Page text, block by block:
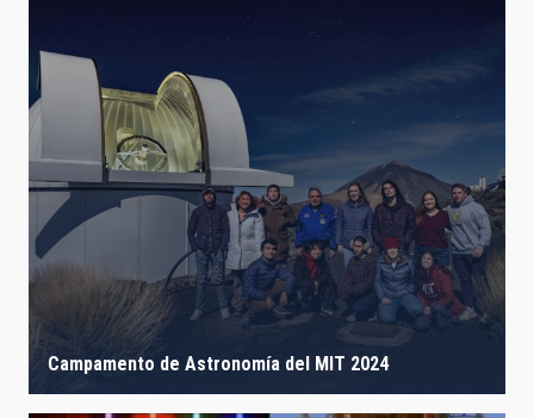
Campamento de Astronomía del MIT 2024